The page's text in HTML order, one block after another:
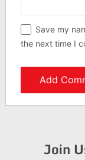
Save my
the next time I
Join